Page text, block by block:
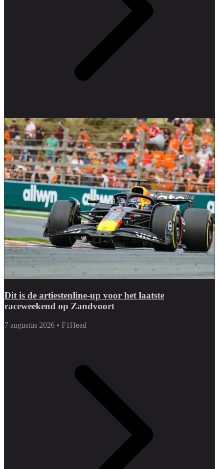
Dit is de artiestenline-up voor het laatste
raceweekend op Zandvoort
7 augustus 2026 • F1Head